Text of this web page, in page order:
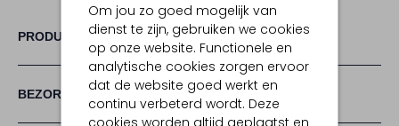
Om jou zo goed mogelijk van
dienst te zijn, gebruiken we cookies
op onze website. Functionele en
analytische cookies zorgen ervoor
dat de website goed werkt en
continu verbeterd wordt. Deze
cookies worden altijd geplaatst en
PRODUCT INFORMATIE
BEZORGEN & RETOURNEREN